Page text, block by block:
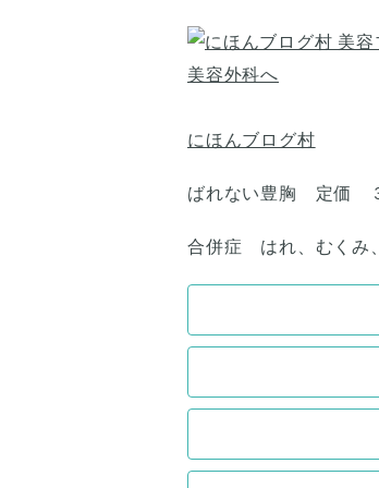
にほんブログ村
ばれない豊胸 定価 ３
合併症 はれ、むくみ